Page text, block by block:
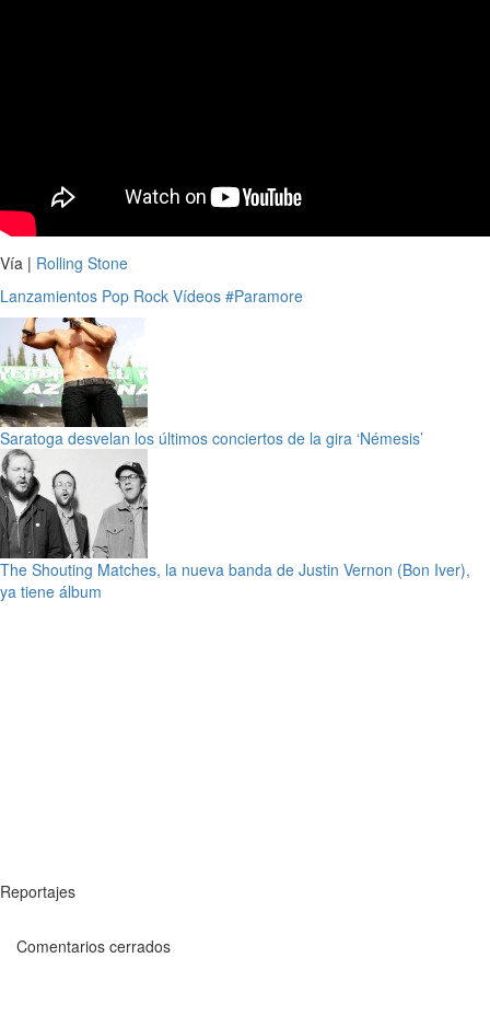
Vía | Rolling Stone
Lanzamientos Pop Rock Vídeos #Paramore
Saratoga desvelan los últimos conciertos de la gira ‘Némesis’
The Shouting Matches, la nueva banda de Justin Vernon (Bon Iver),
ya tiene álbum
Reportajes
Comentarios cerrados